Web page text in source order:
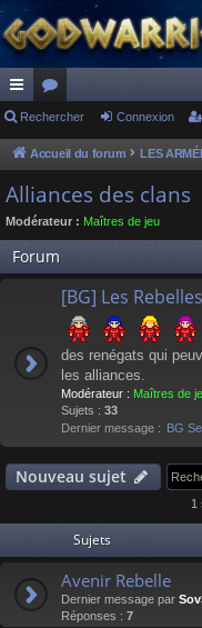
ac
co
ur
ci
s
or
u
s
Rechercher Connexion
Accueil du forum
Alliances des clans
Modérateur : Maîtres de jeu
Forum
[BG] Les Rebelles
des renégats qui
les alliances.
Modérateur : Maîtres de
Sujets : 33
Dernier message : BG
Nouveau sujet
1
Sujets
Avenir Rebelle
Dernier message par
Réponses : 7